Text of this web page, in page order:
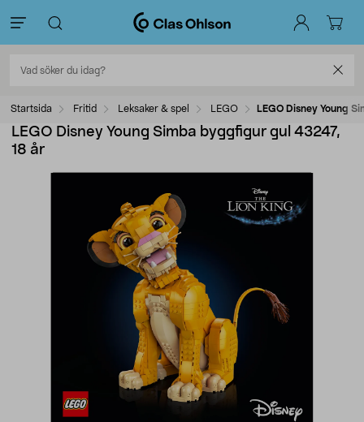
Startsida Fritid Leksaker & spel LEGO LEGO Disney Young
LEGO Disney Young Simba byggfigur gul 43247,
18 år